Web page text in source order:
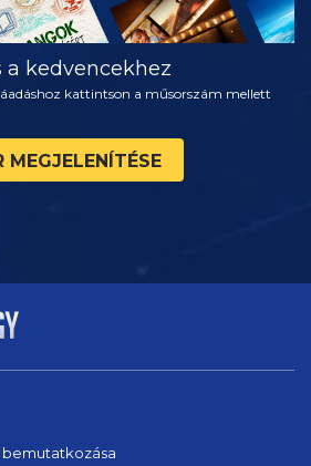
a kedvencekhez
kattintson a műsorszám mellett
MEGJELENÍTÉSE